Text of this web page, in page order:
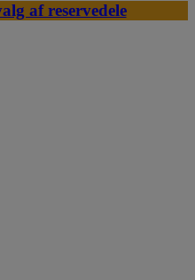
af reservedele